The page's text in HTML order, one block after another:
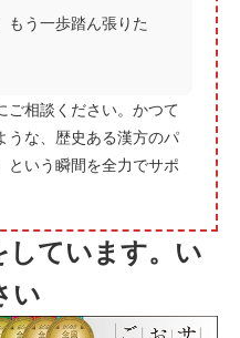
もう一歩踏ん張りた
ご相談ください。かつて
うな、歴史ある漢方のパ
という瞬間を全力でサポ
しています。い
い